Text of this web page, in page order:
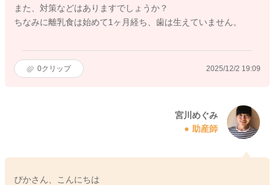
また、対策などはありますでしょうか？
ちなみに離乳食は始めて1ヶ月経ち、歯は生えていません。
0クリップ 2025/12/2 19:09
宮川めぐみ
助産師
ぴかさん、こんにちは